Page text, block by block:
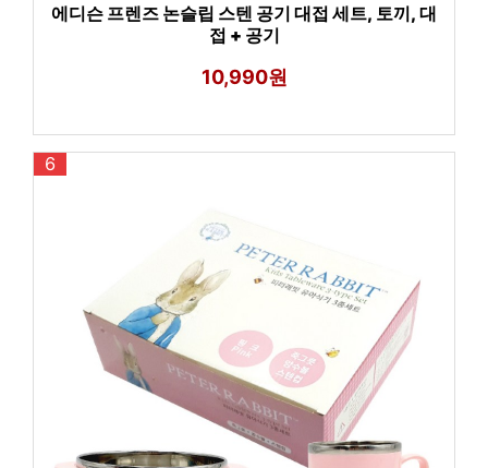
에디슨 프렌즈 논슬립 스텐 공기 대접 세트, 토끼, 대
접 + 공기
10,990원
6